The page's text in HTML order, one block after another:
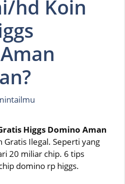
hd Koin
Higgs Domino Aman
Gratis Ilegal. Seperti yang
20 miliar chip. 6 tips
domino rp higgs.